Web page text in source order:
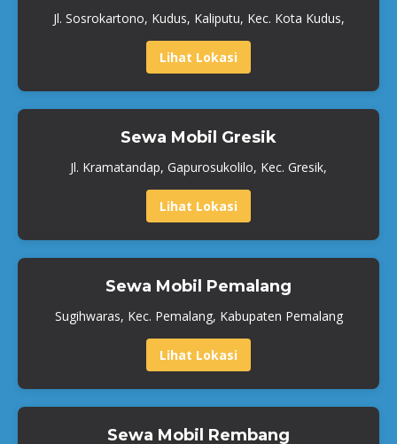
Jl. Sosrokartono, Kudus, Kaliputu, Kec. Kota Kudus,
Lihat Lokasi
Sewa Mobil Gresik
Jl. Kramatandap, Gapurosukolilo, Kec. Gresik,
Lihat Lokasi
Sewa Mobil Pemalang
Sugihwaras, Kec. Pemalang, Kabupaten Pemalang
Lihat Lokasi
Sewa Mobil Rembang